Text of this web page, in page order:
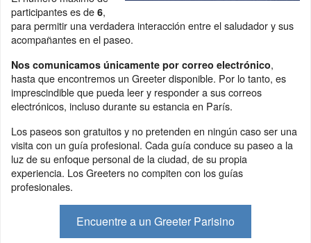
participantes es de 6,
para permitir una verdadera interacción entre el saludador y sus
acompañantes en el paseo.
Nos comunicamos únicamente por correo electrónico,
hasta que encontremos un Greeter disponible. Por lo tanto, es
imprescindible que pueda leer y responder a sus correos
electrónicos, incluso durante su estancia en París.
Los paseos son gratuitos y no pretenden en ningún caso ser una
visita con un guía profesional. Cada guía conduce su paseo a la
luz de su enfoque personal de la ciudad, de su propia
experiencia. Los Greeters no compiten con los guías
profesionales.
Encuentre a un Greeter Parisino